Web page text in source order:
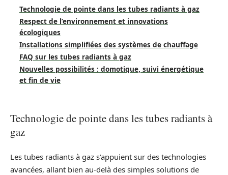
Technologie de pointe dans les tubes radiants à gaz
Respect de l’environnement et innovations
écologiques
Installations simplifiées des systèmes de chauffage
FAQ sur les tubes radiants à gaz
Nouvelles possibilités : domotique, suivi énergétique
et fin de vie
Technologie de pointe dans les tubes radiants à
gaz
Les tubes radiants à gaz s’appuient sur des technologies
avancées, allant bien au-delà des simples solutions de